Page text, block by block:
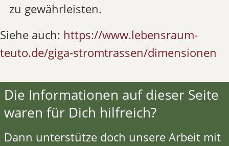
zu gewährleisten.
Siehe auch: https://www.lebensraum-
teuto.de/giga-stromtrassen/dimensionen
Die Informationen auf dieser Seite
waren für Dich hilfreich?
Dann unterstütze doch unsere Arbeit mit